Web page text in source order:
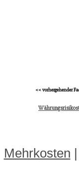
<< vorhergehender
Mehrkosten